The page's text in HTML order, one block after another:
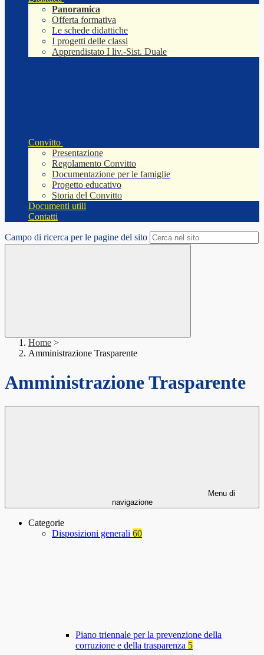
Panoramica
Offerta formativa
Le schede didattiche
I progetti delle classi
Apprendistato I liv.-Sist. Duale
Convitto
Presentazione
Regolamento Convitto
Documentazione per le famiglie
Progetto educativo
Storia del Convitto
Documenti utili
Contatti
Campo di ricerca per le pagine del sito
Home >
Amministrazione Trasparente
Amministrazione Trasparente
Menu di
navigazione
Categorie
Disposizioni generali 60
Piano triennale per la prevenzione della
corruzione e della trasparenza 5